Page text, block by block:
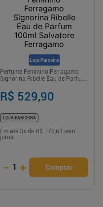
Loja Parceira
Perfume Feminino Ferragamo
Signorina Ribelle Eau de Parfum
R$ 529,90
LOJA PARCEIRA
Em até 3x de R$ 176,63 sem
juros
- 1 + Comprar